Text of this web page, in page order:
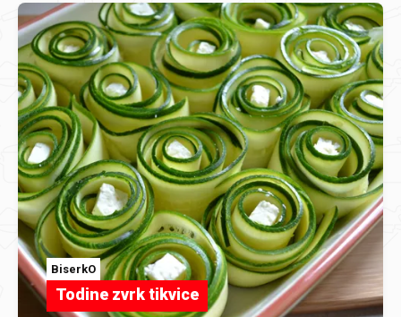
BiserkO
Todine zvrk tikvice